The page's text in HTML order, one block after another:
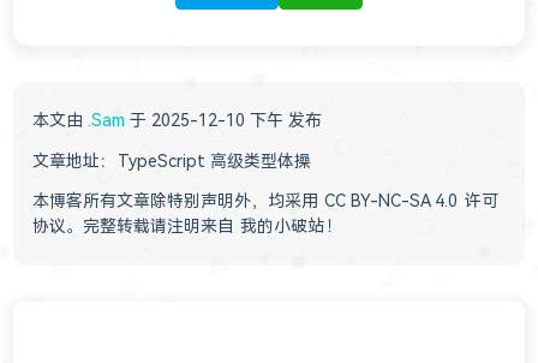
本文由 .Sam 于 2025-12-10 下午 发布
文章地址： TypeScript 高级类型体操
本博客所有文章除特别声明外，均采用 CC BY-NC-SA 4.0 许可
协议。完整转载请注明来自 我的小破站 ！